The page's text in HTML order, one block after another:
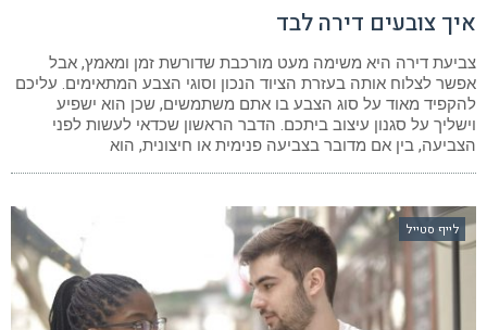
איך צובעים דירה לבד
צביעת דירה היא משימה מעט מורכבת שדורשת זמן ומאמץ, אבל
אפשר לצלוח אותה בעזרת הציוד הנכון וסוגי הצבע המתאימים. עליכם
להקפיד מאוד על סוג הצבע בו אתם משתמשים, שכן הוא ישפיע
וישליך על סגנון עיצוב ביתכם. הדבר הראשון שכדאי לעשות לפני
הצביעה, בין אם מדובר בצביעה פנימית או חיצונית, הוא
לייף סטייל